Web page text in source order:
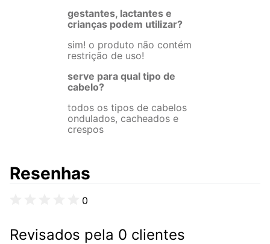
gestantes, lactantes e
crianças podem utilizar?
sim! o produto não contém
restrição de uso!
serve para qual tipo de
cabelo?
todos os tipos de cabelos
ondulados, cacheados e
crespos
Resenhas
0
Revisados pela 0 clientes